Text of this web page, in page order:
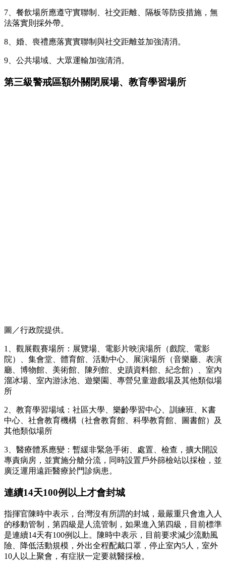
7、餐飲場所應遵守實聯制、社交距離、隔板等防疫措施，無
法落實則採外帶。
8、婚、喪禮應落實實聯制與社交距離並加強清消。
9、公共場域、大眾運輸加強清消。
第三級警戒區額外關閉展場、教育學習場所
圖／行政院提供。
1、觀展觀賽場所：展覽場、電影片映演場所（戲院、電影
院）、集會堂、體育館、活動中心、展演場所（音樂廳、表演
廳、博物館、美術館、陳列館、史蹟資料館、紀念館）、室內
溜冰場、室內游泳池、遊樂園、專營兒童遊戲場及其他類似場
所
2、教育學習場域：社區大學、樂齡學習中心、訓練班、K書
中心、社會教育機構（社會教育館、科學教育館、圖書館）及
其他類似場所
3、醫療體系應變：暫緩非緊急手術、處置、檢查，擴大開設
專責病房，並實施分艙分流，同時設置戶外篩檢站以採檢，並
廣泛運用遠距醫療於門診病患。
連續14天100例以上才會封城
指揮官陳時中表示，台灣沒有所謂的封城，最嚴重只會進入人
的移動管制，第四級是人流管制，如果進入第四級，目前標準
是連續14天有100例以上。陳時中表示，目前要求減少流動風
險、降低活動規模，外出全程配戴口罩，停止室內5人，室外
10人以上聚會，有症狀一定要就醫採檢。